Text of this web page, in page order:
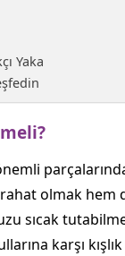
Yaka
olmak hem
sıcak
karşı